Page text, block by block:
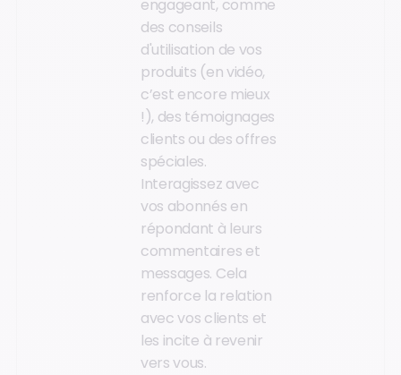
engageant, comme
des conseils
d'utilisation de vos
produits (en vidéo,
c’est encore mieux
!), des témoignages
clients ou des offres
spéciales.
Interagissez avec
vos abonnés en
répondant à leurs
commentaires et
messages. Cela
renforce la relation
avec vos clients et
les incite à revenir
vers vous.